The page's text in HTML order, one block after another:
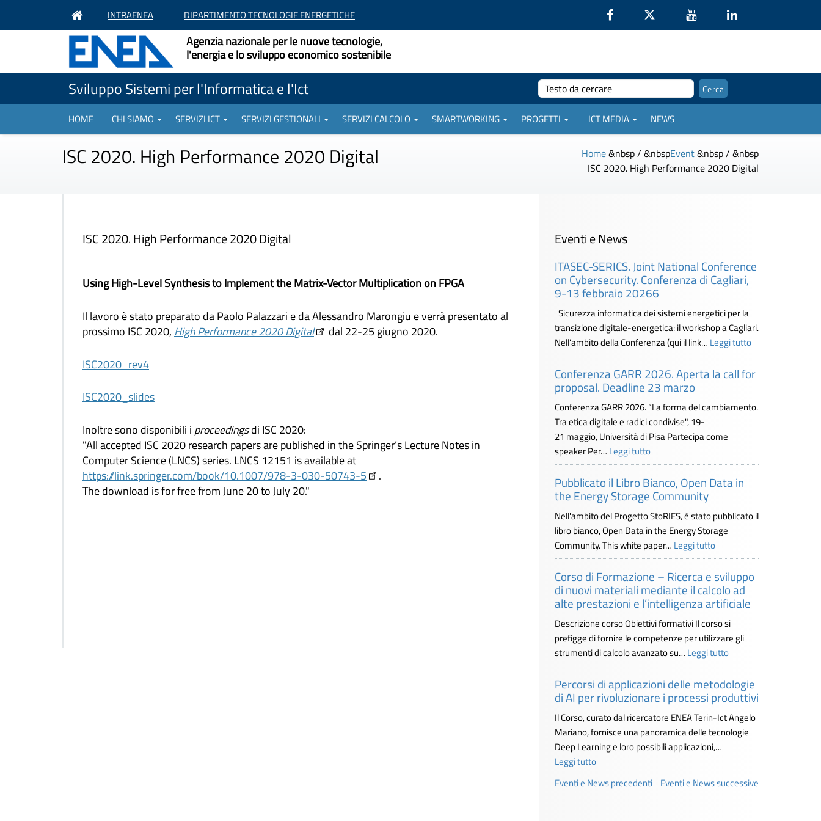
INTRAENEA DIPARTIMENTO TECNOLOGIE ENERGETICHE
Agenzia nazionale per le nuove tecnologie,
l'energia e lo sviluppo economico sostenibile
Sviluppo Sistemi per l'Informatica e l'Ict
HOME CHI SIAMO SERVIZI ICT SERVIZI GESTIONALI SERVIZI CALCOLO SMARTWORKING PROGETTI ICT MEDIA NEWS
ISC 2020. High Performance 2020 Digital Home&nbsp / &nbspEvent&nbsp / &nbsp
ISC 2020. High Performance 2020 Digital
ISC 2020. High Performance 2020 Digital
Using High-Level Synthesis to Implement the Matrix-Vector Multiplication on FPGA
Il lavoro è stato preparato da Paolo Palazzari e da Alessandro Marongiu e verrà presentato al
prossimo ISC 2020, High Performance 2020 Digital
dal 22-25 giugno 2020.
ISC2020_rev4
ISC2020_slides
Inoltre sono disponibili i proceedingsdi ISC 2020:
"All accepted ISC 2020 research papers are published in the Springer’s Lecture Notes in
Computer Science (LNCS) series. LNCS 12151 is available at
https://link.springer.com/book/10.1007/978-3-030-50743-5
.
The download is for free from June 20 to July 20."
Eventi e News
ITASEC-SERICS. Joint National Conference
on Cybersecurity. Conferenza di Cagliari,
9-13 febbraio 20266
Sicurezza informatica dei sistemi energetici per la
transizione digitale-energetica: il workshop a Cagliari.
Nell'ambito della Conferenza (qui il link… Leggi tutto
Conferenza GARR 2026. Aperta la call for
proposal. Deadline 23 marzo
Conferenza GARR 2026. “La forma del cambiamento.
Tra etica digitale e radici condivise", 19-
21 maggio, Università di Pisa Partecipa come
speaker Per… Leggi tutto
Pubblicato il Libro Bianco, Open Data in
the Energy Storage Community
Nell'ambito del Progetto StoRIES, è stato pubblicato il
libro bianco, Open Data in the Energy Storage
Community. This white paper… Leggi tutto
Corso di Formazione – Ricerca e sviluppo
di nuovi materiali mediante il calcolo ad
alte prestazioni e l’intelligenza artificiale
Descrizione corso Obiettivi formativi Il corso si
prefigge di fornire le competenze per utilizzare gli
strumenti di calcolo avanzato su… Leggi tutto
Percorsi di applicazioni delle metodologie
di AI per rivoluzionare i processi produttivi
Il Corso, curato dal ricercatore ENEA Terin-Ict Angelo
Mariano, fornisce una panoramica delle tecnologie
Deep Learning e loro possibili applicazioni,…
Leggi tutto
Eventi e News successive
Eventi e News precedenti